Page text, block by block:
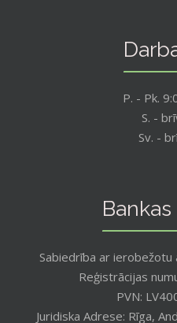
P. - Pk.
S. -
Sv. -
Sabiedrība ar ierobežotu
Reģistrācijas
PVN:
Juridiska Adrese: Rīga,